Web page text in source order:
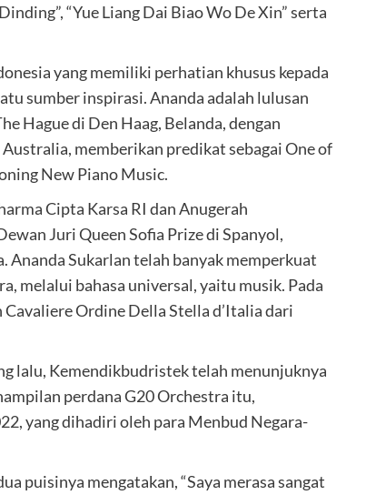
“Yue Liang Dai Biao Wo De Xin” serta
yang memiliki perhatian khusus kepada
sumber inspirasi. Ananda adalah lulusan
Hague di Den Haag, Belanda, dengan
memberikan predikat sebagai One of
New Piano Music.
Cipta Karsa RI dan Anugerah
Juri Queen Sofia Prize di Spanyol,
Ananda Sukarlan telah banyak memperkuat
melalui bahasa universal, yaitu musik. Pada
Ordine Della Stella d’Italia dari
lalu, Kemendikbudristek telah menunjuknya
perdana G20 Orchestra itu,
yang dihadiri oleh para Menbud Negara-
puisinya mengatakan, “Saya merasa sangat